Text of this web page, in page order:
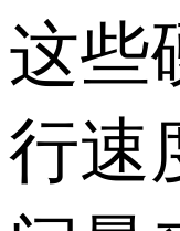
这些
行速